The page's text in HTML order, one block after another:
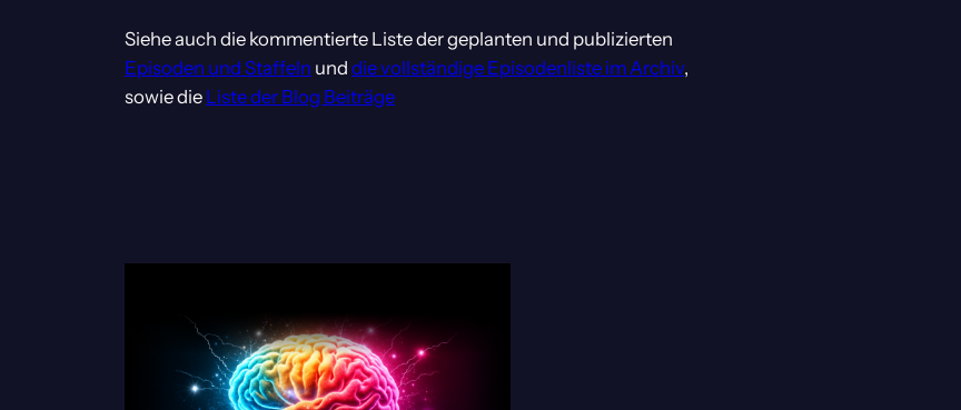
Siehe auch die kommentierte Liste der geplanten und publizierten
Episoden und Staffeln und die vollständige Episodenliste im Archiv,
sowie die Liste der Blog Beiträge